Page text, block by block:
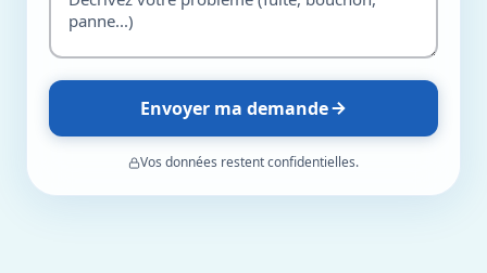
Envoyer ma demande
Vos données restent confidentielles.